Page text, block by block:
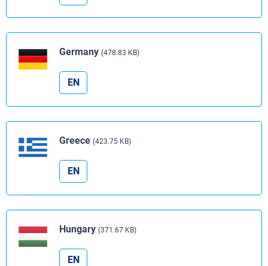
Germany (478.83 KB)
EN
Greece (423.75 KB)
EN
Hungary (371.67 KB)
EN